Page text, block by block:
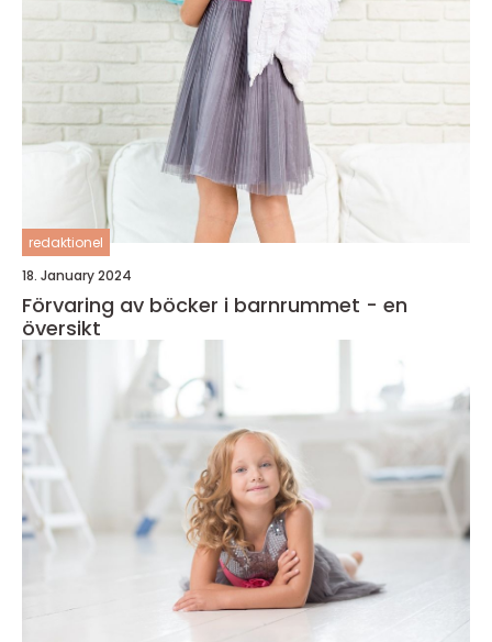
redaktionel
18. January 2024
Förvaring av böcker i barnrummet - en
översikt